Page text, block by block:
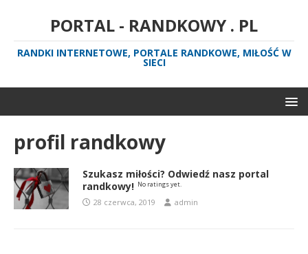
PORTAL - RANDKOWY . PL
RANDKI INTERNETOWE, PORTALE RANDKOWE, MIŁOŚĆ W
SIECI
profil randkowy
Szukasz miłości? Odwiedź nasz portal
randkowy! No ratings yet.
28 czerwca, 2019 admin